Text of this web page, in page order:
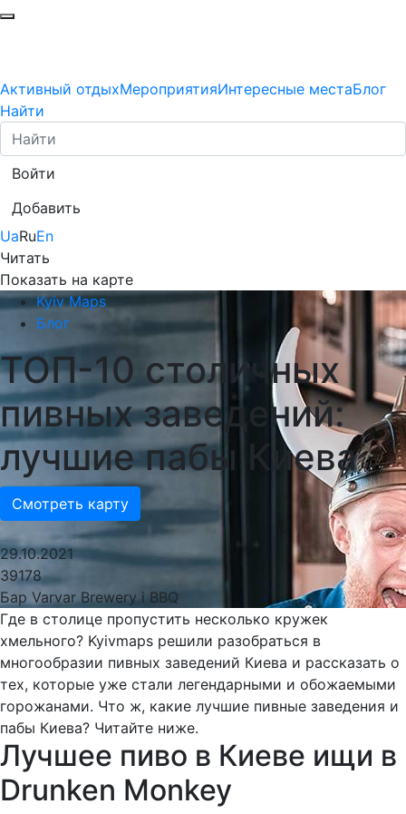
Активный отдыхМероприятияИнтересные местаБлог
Найти
Войти
Добавить
UaRuEn
Читать
Показать на карте
Kyiv Maps
Блог
ТОП-10 столичных
пивных заведений:
лучшие пабы Киева
Смотреть карту
29.10.2021
39178
Бар Varvar Brewery і BBQ
Где в столице пропустить несколько кружек
хмельного? Kyivmaps решили разобраться в
многообразии пивных заведений Киева и рассказать о
тех, которые уже стали легендарными и обожаемыми
горожанами. Что ж, какие лучшие пивные заведения и
пабы Киева? Читайте ниже.
Лучшее пиво в Киеве ищи в
Drunken Monkey